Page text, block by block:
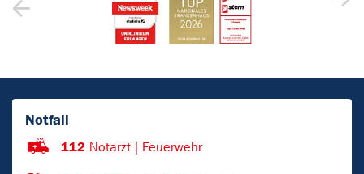
Notfall
112 Notarzt | Feuerwehr